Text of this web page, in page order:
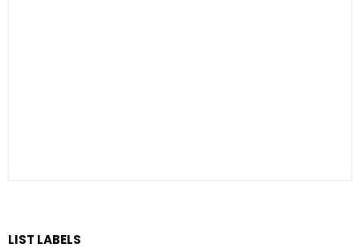
LIST LABELS